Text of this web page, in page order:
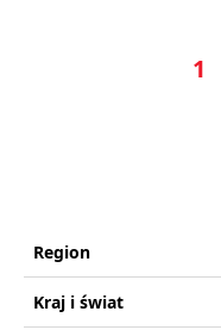
1
Region
Kraj i świat